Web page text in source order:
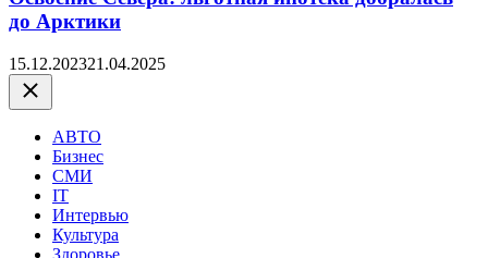
до Арктики
15.12.202321.04.2025
Закрыть
АВТО
Бизнес
СМИ
IT
Интервью
Культура
Здоровье